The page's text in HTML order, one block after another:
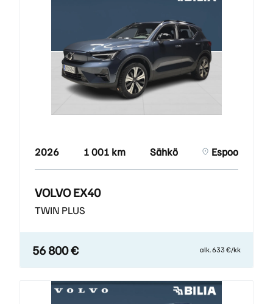
2026 1 001 km Sähkö Espoo
VOLVO EX40
TWIN PLUS
56 800 € alk. 633 €/kk